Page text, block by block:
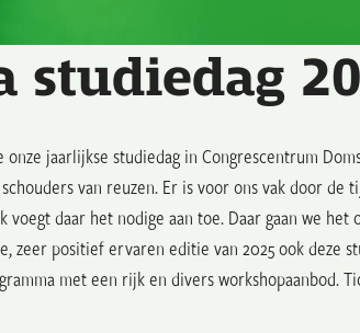
studiedag
onze jaarlijkse studiedag in Congrescentrum
van reuzen. Er is voor ons vak door de
daar het nodige aan toe. Daar gaan we het
zeer positief ervaren editie van 2025 ook deze
met een rijk en divers workshopaanbod.